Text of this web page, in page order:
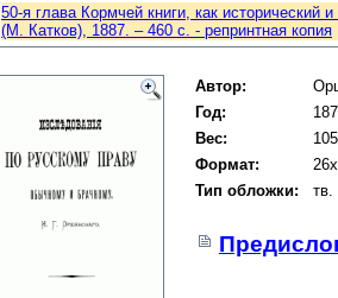
50-я глава Кормчей книги, как
(М. Катков), 1887. – 460 с. - репринтная копия
Автор:
Год:
Вес:
Формат:
Тип обложки:
тв.